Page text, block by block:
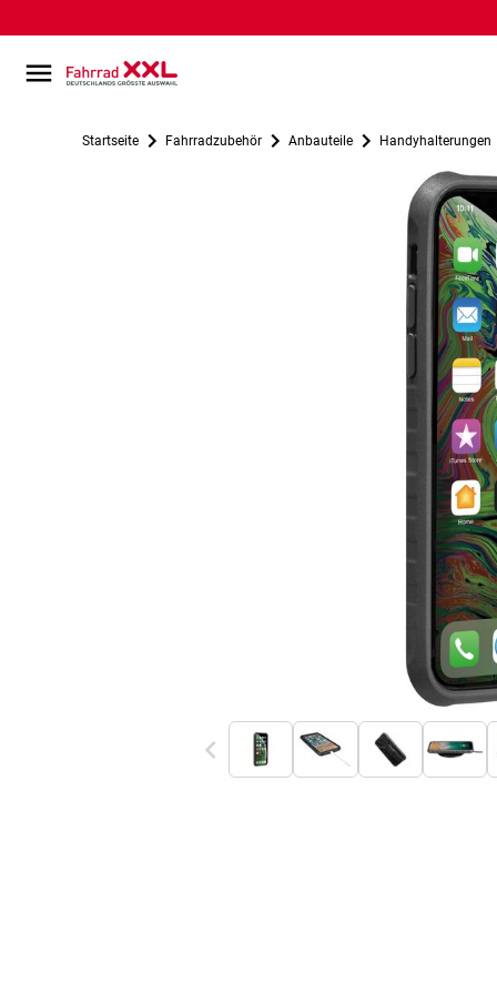
Startseite Fahrradzubehör Anbauteile Handyhalterungen